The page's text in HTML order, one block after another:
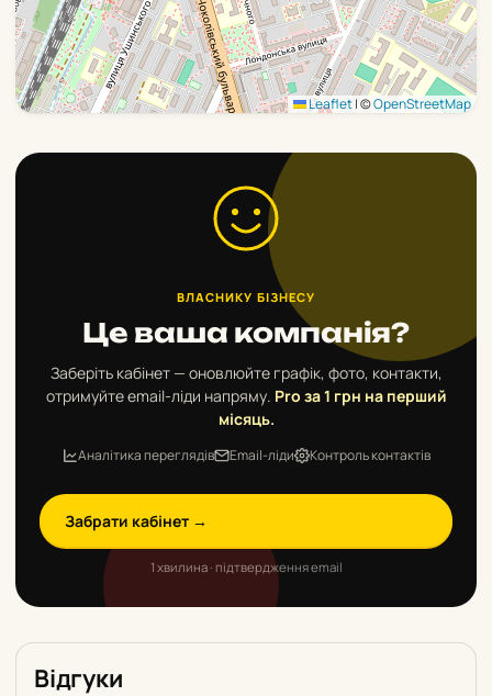
Leaflet|©OpenStreetMap
ВЛАСНИКУ БІЗНЕСУ
Це ваша компанія?
Заберіть кабінет — оновлюйте графік, фото, контакти,
отримуйте email-ліди напряму. Pro за 1 грн на перший
місяць.
Аналітика переглядів Email-ліди Контроль контактів
Забрати кабінет →
1 хвилина · підтвердження email
Відгуки